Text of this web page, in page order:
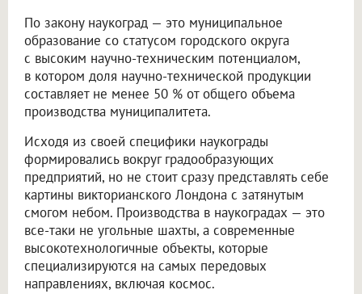
По закону наукоград — это муниципальное
образование со статусом городского округа
с высоким научно-техническим потенциалом,
в котором доля научно-технической продукции
составляет не менее 50 % от общего объема
производства муниципалитета.
Исходя из своей специфики наукограды
формировались вокруг градообразующих
предприятий, но не стоит сразу представлять себе
картины викторианского Лондона с затянутым
смогом небом. Производства в наукоградах — это
все-таки не угольные шахты, а современные
высокотехнологичные объекты, которые
специализируются на самых передовых
направлениях, включая космос.